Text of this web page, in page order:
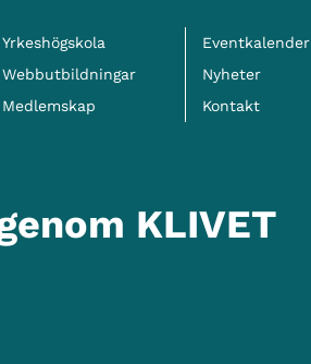
Yrkeshögskola
Webbutbildningar
Medlemskap
Eventkalender
Nyheter
Kontakt
KLIVET